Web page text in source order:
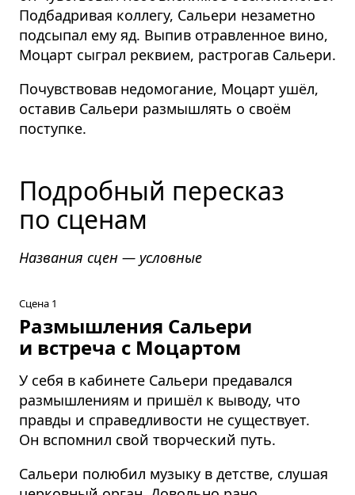
Подбадривая коллегу, Сальери незаметно
подсыпал ему яд. Выпив отравленное вино,
Моцарт сыграл реквием, растрогав Сальери.
Почувствовав недомогание, Моцарт ушёл,
оставив Сальери размышлять о своём
поступке.
Подробный пересказ
по сценам
Названия сцен — условные
Сцена 1
Размышления Сальери
и встреча с Моцартом
У себя в кабинете Сальери предавался
размышлениям и пришёл к выводу, что
правды и справедливости не существует.
Он вспомнил свой творческий путь.
Сальери полюбил музыку в детстве, слушая